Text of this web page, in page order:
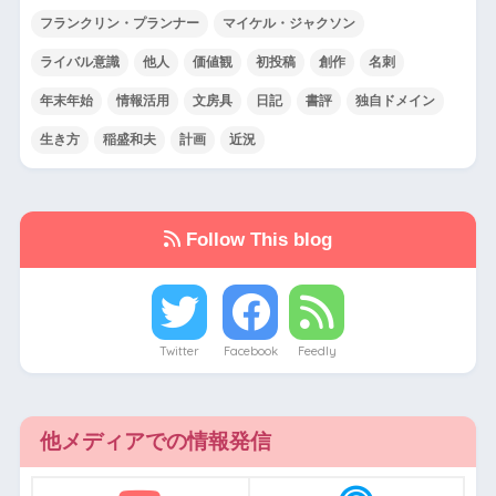
フランクリン・プランナー マイケル・ジャクソン
ライバル意識 他人 価値観 初投稿 創作 名刺
年末年始 情報活用 文房具 日記 書評 独自ドメイン
生き方 稲盛和夫 計画 近況
Follow This blog
Twitter Facebook Feedly
他メディアでの情報発信